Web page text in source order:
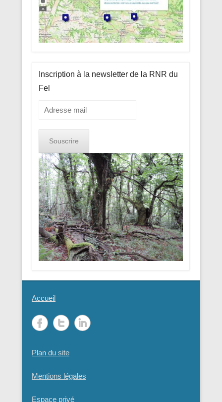
Inscription à la newsletter de la RNR du
Fel
Accueil
Plan du site
Mentions légales
Espace privé